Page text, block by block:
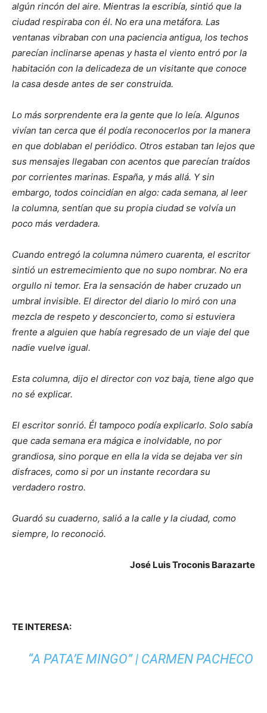
algún rincón del aire. Mientras la escribía, sintió que la
ciudad respiraba con él. No era una metáfora. Las
ventanas vibraban con una paciencia antigua, los techos
parecían inclinarse apenas y hasta el viento entró por la
habitación con la delicadeza de un visitante que conoce
la casa desde antes de ser construida.
Lo más sorprendente era la gente que lo leía. Algunos
vivían tan cerca que él podía reconocerlos por la manera
en que doblaban el periódico. Otros estaban tan lejos que
sus mensajes llegaban con acentos que parecían traídos
por corrientes marinas. España, y más allá. Y sin
embargo, todos coincidían en algo: cada semana, al leer
la columna, sentían que su propia ciudad se volvía un
poco más verdadera.
Cuando entregó la columna número cuarenta, el escritor
sintió un estremecimiento que no supo nombrar. No era
orgullo ni temor. Era la sensación de haber cruzado un
umbral invisible. El director del diario lo miró con una
mezcla de respeto y desconcierto, como si estuviera
frente a alguien que había regresado de un viaje del que
nadie vuelve igual.
Esta columna, dijo el director con voz baja, tiene algo que
no sé explicar.
El escritor sonrió. Él tampoco podía explicarlo. Solo sabía
que cada semana era mágica e inolvidable, no por
grandiosa, sino porque en ella la vida se dejaba ver sin
disfraces, como si por un instante recordara su
verdadero rostro.
Guardó su cuaderno, salió a la calle y la ciudad, como
siempre, lo reconoció.
José Luis Troconis Barazarte
TE INTERESA:
“A PATA’E MINGO” | CARMEN PACHECO